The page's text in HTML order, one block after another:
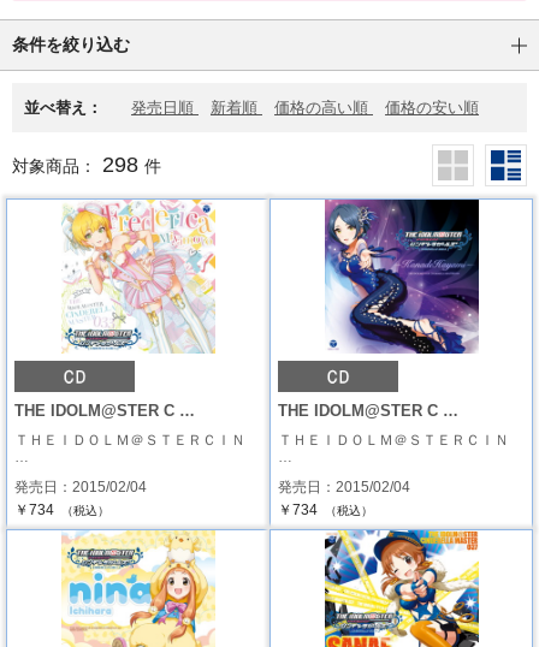
条件を絞り込む
並べ替え： 発売日順 新着順 価格の高い順 価格の安い順
対象商品： 298 件
THE IDOLM@STER C …
ＴＨＥＩＤＯＬＭ＠ＳＴＥＲＣＩＮ
…
発売日：2015/02/04
￥734
（税込）
THE IDOLM@STER C …
ＴＨＥＩＤＯＬＭ＠ＳＴＥＲＣＩＮ
…
発売日：2015/02/04
￥734
（税込）